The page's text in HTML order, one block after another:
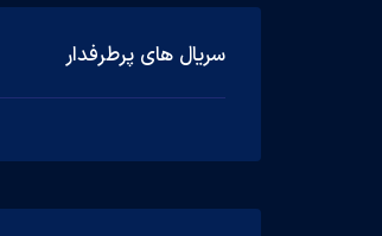
سریال های پرطرفدار